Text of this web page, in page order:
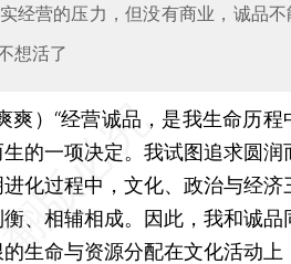
经营的压力，但没有商业，诚品不
想活了
爽） “经营诚品，是我生命历程
的一项决定。我试图追求圆润
化过程中，文化、政治与经济
、相辅相成。因此，我和诚品
生命与资源分配在文化活动上